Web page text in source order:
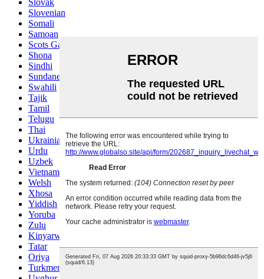
Slovak
Slovenian
Somali
Samoan
Scots Gaelic
Shona
Sindhi
Sundanese
Swahili
Tajik
Tamil
Telugu
Thai
Ukrainian
Urdu
Uzbek
Vietnamese
Welsh
Xhosa
Yiddish
Yoruba
Zulu
Kinyarwanda
Tatar
Oriya
Turkmen